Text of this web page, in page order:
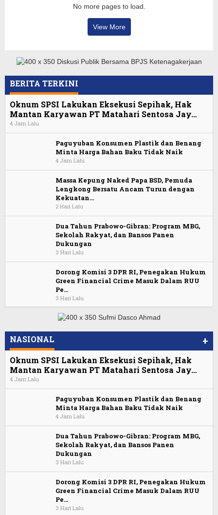
No more pages to load.
View More
BERITA TERKINI
Oknum SPSI Lakukan Eksekusi Sepihak, Hak
Mantan Karyawan PT Matahari Sentosa Jay…
4 Jam Lalu
Paguyuban Konsumen Plastik dan Benang
Minta Harga Bahan Baku Tidak Naik
4 Jam Lalu
Massa Kepung Naked Papa BSD, Pemuda
Lengkong Bersatu Ancam Turun dengan
Kekuatan…
2 Hari Lalu
Dua Tahun Prabowo-Gibran: Program MBG,
Sekolah Rakyat, dan Bansos Panen
Dukungan
3 Hari Lalu
Dorong Komisi 3 DPR RI, Penegakan Hukum
Green Financial Crime Masuk Dalam RUU
Pe…
3 Hari Lalu
NASIONAL +
Oknum SPSI Lakukan Eksekusi Sepihak, Hak
Mantan Karyawan PT Matahari Sentosa Jay…
4 Jam Lalu
Paguyuban Konsumen Plastik dan Benang
Minta Harga Bahan Baku Tidak Naik
4 Jam Lalu
Dua Tahun Prabowo-Gibran: Program MBG,
Sekolah Rakyat, dan Bansos Panen
Dukungan
3 Hari Lalu
Dorong Komisi 3 DPR RI, Penegakan Hukum
Green Financial Crime Masuk Dalam RUU
Pe…
3 Hari Lalu